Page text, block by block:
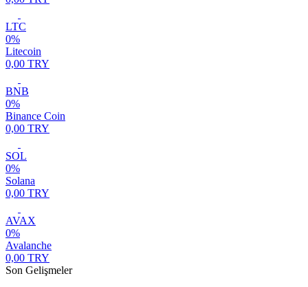
LTC
0%
Litecoin
0,00 TRY
BNB
0%
Binance Coin
0,00 TRY
SOL
0%
Solana
0,00 TRY
AVAX
0%
Avalanche
0,00 TRY
Son Gelişmeler